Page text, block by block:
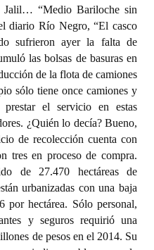
Jalil… “Medio Bariloche sin
diario Río Negro, “El casco
sufrieron ayer la falta de
las bolsas de basuras en
de la flota de camiones
sólo tiene once camiones y
el servicio en estas
¿Quién lo decía? Bueno,
de recolección cuenta con
tres en proceso de compra.
de 27.470 hectáreas de
urbanizadas con una baja
por hectárea. Sólo personal,
y seguros requirió una
de pesos en el 2014. Su